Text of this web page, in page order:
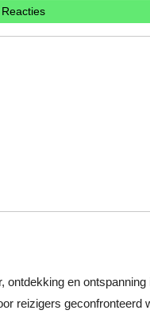
ontdekking en
reizigers geconfronteerd